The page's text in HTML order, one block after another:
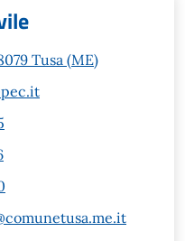
Tusa (ME)